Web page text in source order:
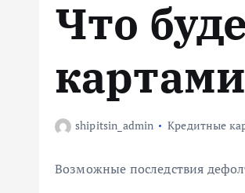
Что
shipitsin_admin Кредитные
Возможные последствия